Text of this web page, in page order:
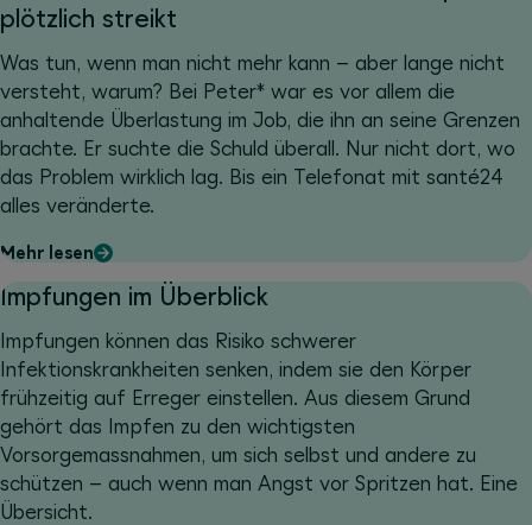
plötzlich streikt
Was tun, wenn man nicht mehr kann – aber lange nicht
versteht, warum? Bei Peter* war es vor allem die
anhaltende Überlastung im Job, die ihn an seine Grenzen
brachte. Er suchte die Schuld überall. Nur nicht dort, wo
das Problem wirklich lag. Bis ein Telefonat mit santé24
alles veränderte.
Mehr lesen
Impfungen im Überblick
Impfungen können das Risiko schwerer
Infektionskrankheiten senken, indem sie den Körper
frühzeitig auf Erreger einstellen. Aus diesem Grund
gehört das Impfen zu den wichtigsten
Vorsorgemassnahmen, um sich selbst und andere zu
schützen – auch wenn man Angst vor Spritzen hat. Eine
Übersicht.